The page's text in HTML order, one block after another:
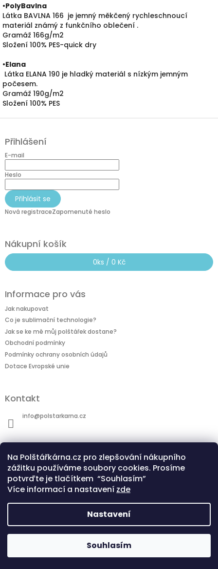
Na Polštářkárna.cz pro zlepšování nákupního
zážitku používáme soubory cookies. Prosíme
potvrďte je tlačítkem “Souhlasím”
Více informací a nastavení zde
Nastavení
Souhlasím
•PolyBavlna
Látka BAVLNA 166 je jemný měkčený rychleschnoucí
materiál známý z funkčního oblečení .
Gramáž 166g/m2
Složení 100% PES-quick dry
•Elana
Látka ELANA 190 je hladký materiál s nízkým jemným
počesem.
Gramáž 190g/m2
Složení 100% PES
Z
p
a
Přihlášení
E-mail
Heslo
Přihlásit se
Nová registraceZapomenuté heslo
Nákupní košík
0ks / 0 Kč
Informace pro vás
Jak nakupovat
Co je sublimační technologie?
Jak se ke mě můj polštářek dostane?
Obchodní podmínky
Podmínky ochrany osobních údajů
Dotace Evropské unie
Kontakt
info@polstarkarna.cz
Dotace Evropské unie Co je sublimační technologie?
Copyright 2026Polštářkárna.cz
práva vyhrazena.Upravit nastavení cookies